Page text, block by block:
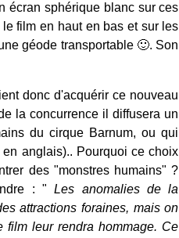
écran sphérique blanc sur ces
film en haut en bas et sur les
géode transportable 🙂. Son
donc d'acquérir ce nouveau
la concurrence il diffusera un
du cirque Barnum, ou qui
anglais).. Pourquoi ce choix
des "monstres humains" ?
: " Les anomalies de la
attractions foraines, mais on
leur rendra hommage. Ce